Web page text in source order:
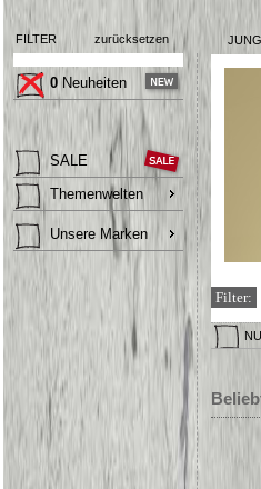
FILTER zurücksetzen
0 Neuheiten
SALE
Themenwelten
Unsere Marken
Filter: